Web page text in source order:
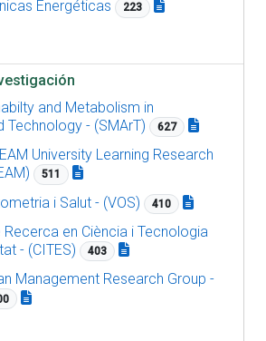
Energéticas 223
and Metabolism in
Technology - (SMArT)
627
University Learning Research
511
i Salut - (VOS) 410
Recerca en Ciència i Tecnologia
- (CITES)
403
Management Research Group -